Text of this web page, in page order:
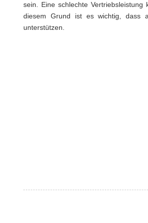
sein. Eine schlechte
diesem Grund ist es wichtig, dass
unterstützen.